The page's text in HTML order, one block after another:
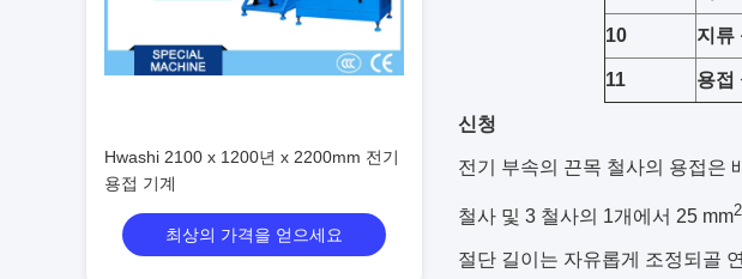
Hwashi 2100 x 1200년 x 2200mm 전기
용접 기계
최상의 가격을 얻으세요
10 지류
11 용접
신청
전기 부속의 끈목 철사의 용접은
철사 및 3 철사의 1개에서 25 mm
절단 길이는 자유롭게 조정되골